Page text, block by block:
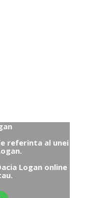
referinta al unei
Logan online